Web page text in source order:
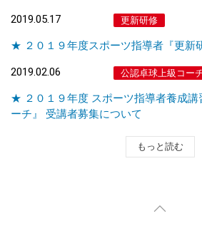
2019.05.17 更新研修
★ ２０１９年度スポーツ指導者『更新
2019.02.06 公認卓球上級コー
★ ２０１９年度 スポーツ指導者養成講
ーチ』 受講者募集について
もっと読む